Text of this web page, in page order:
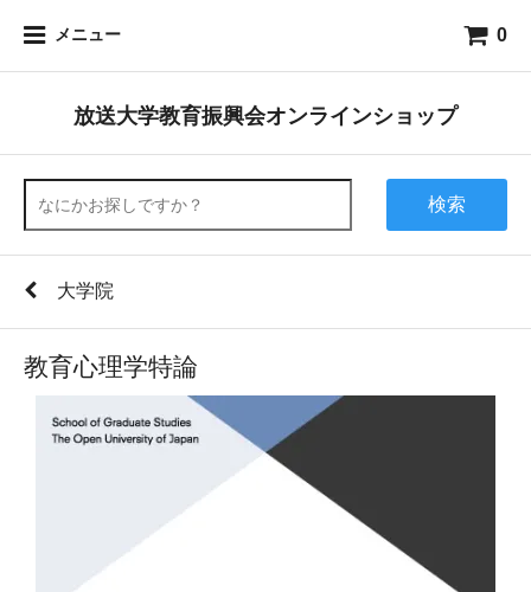
メニュー 0
放送大学教育振興会オンラインショップ
検索
大学院
教育心理学特論